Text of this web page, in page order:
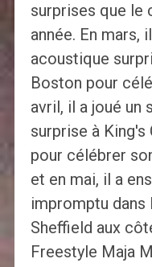
surprises que le
année. En mars,
acoustique
Boston pour
avril, il a joué un
surprise à
pour célébrer
et en mai, il a
impromptu
Sheffield aux
Freestyle Maja